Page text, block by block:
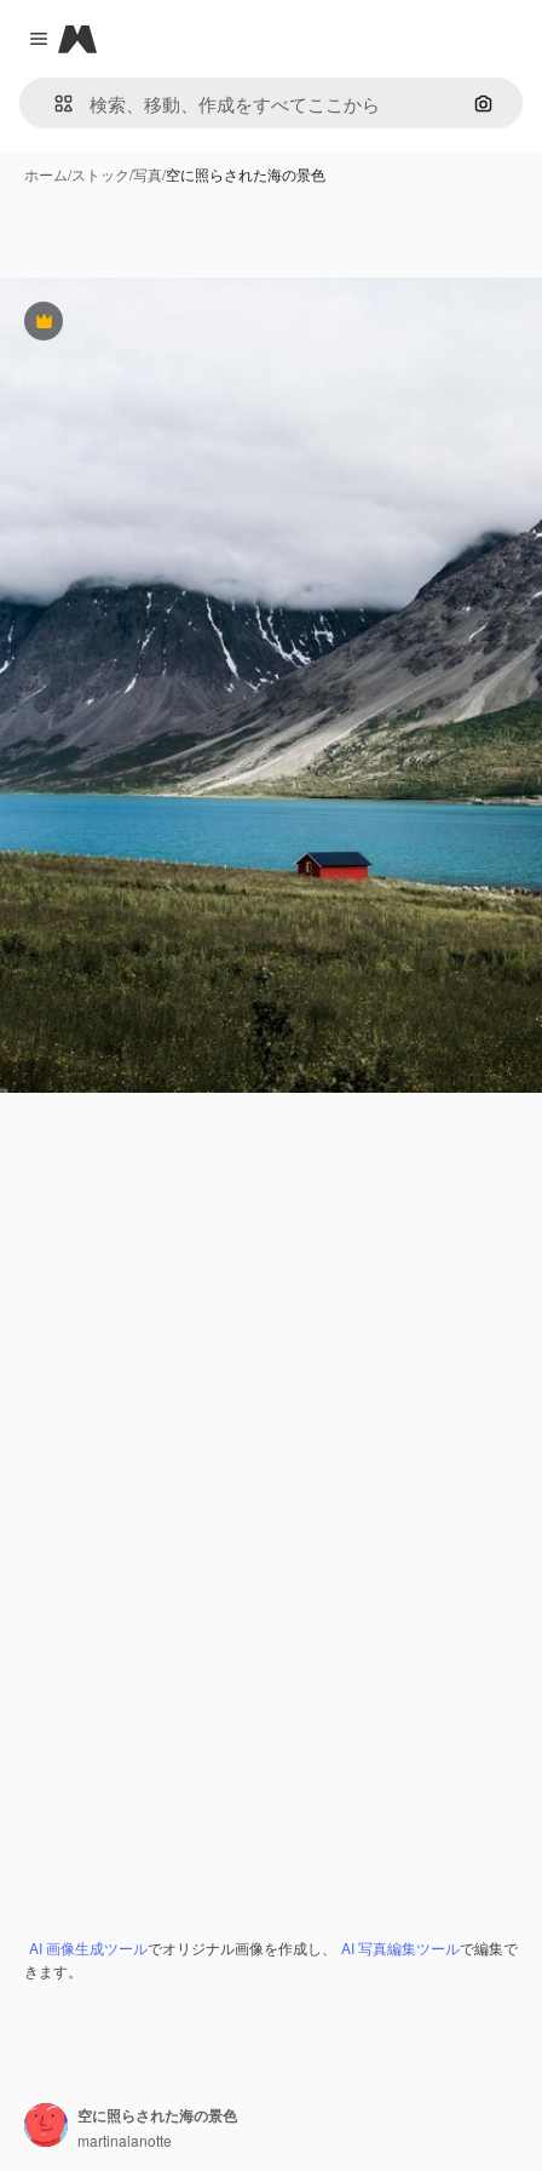
Close menu
Magnific
画像で
ホーム/ストック/写真/空に照らされた海の景色
Premium
AI 画像生成ツールでオリジナル画像を作成し、 AI 写真編集ツールで編集で
きます。
空に照らされた海の景色
martinalanotte